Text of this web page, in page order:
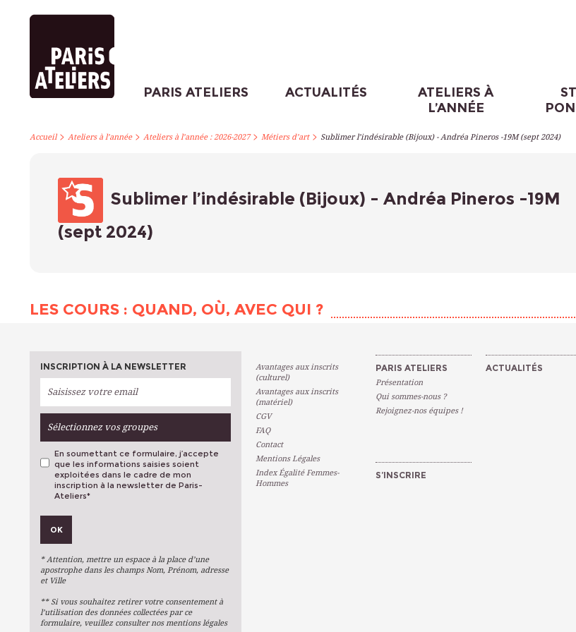
PARIS ATELIERS ACTUALITÉS
ATELIERS À
L’ANNÉE
Accueil> Ateliers à l’année> Ateliers à l’année : 2026-2027> Métiers d’art> Sublimer l’indésirable (Bijoux) - Andréa Pineros -19M (sept 2024)
Sublimer l’indésirable (Bijoux) - Andréa Pineros -19M
(sept 2024)
LES COURS : QUAND, OÙ, AVEC QUI ?
INSCRIPTION À LA NEWSLETTER
Sélectionnez vos groupes
Métiers D'art
Arts Du Texte
Stages Ponctuels
Ateliers À L'année
En soumettant ce formulaire, j’accepte
que les informations saisies soient
exploitées dans le cadre de mon
inscription à la newsletter de Paris-
Ateliers*
OK
* Attention, mettre un espace à la place d’une
apostrophe dans les champs Nom, Prénom, adresse
et Ville
** Si vous souhaitez retirer votre consentement à
l’utilisation des données collectées par ce
formulaire, veuillez consulter nos mentions légales
Avantages aux inscrits
(culturel)
Avantages aux inscrits
(matériel)
CGV
FAQ
Contact
Mentions Légales
Index Égalité Femmes-
Hommes
PARIS ATELIERS
Présentation
Qui sommes-nous ?
Rejoignez-nos équipes !
ACTUALITÉS
S’INSCRIRE